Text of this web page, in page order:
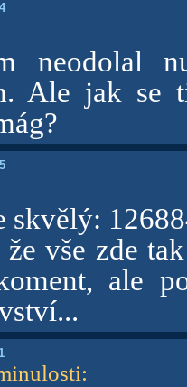
neodolal
Ale jak se
skvělý:
že vše zde
ale
: